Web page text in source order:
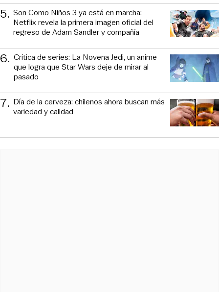
5. Son Como Niños 3 ya está en marcha:
Netflix revela la primera imagen oficial del
regreso de Adam Sandler y compañía
6. Crítica de series: La Novena Jedi, un anime
que logra que Star Wars deje de mirar al
pasado
7. Día de la cerveza: chilenos ahora buscan más
variedad y calidad